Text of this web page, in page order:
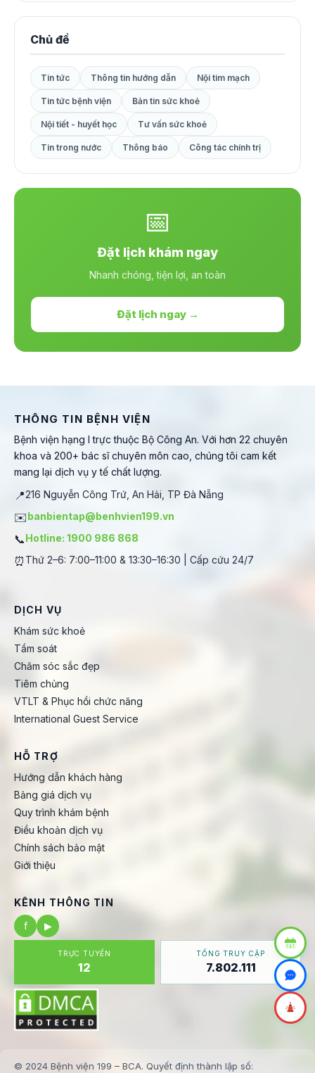
Chủ đề
Tin tức Thông tin hướng dẫn Nội tim mạch
Tin tức bệnh viện Bản tin sức khoẻ
Nội tiết - huyết học Tư vấn sức khoẻ
Tin trong nước Thông báo Công tác chính trị
📅
Đặt lịch khám ngay
Nhanh chóng, tiện lợi, an toàn
Đặt lịch ngay →
THÔNG TIN BỆNH VIỆN
Bệnh viện hạng I trực thuộc Bộ Công An. Với hơn 22 chuyên
khoa và 200+ bác sĩ chuyên môn cao, chúng tôi cam kết
mang lại dịch vụ y tế chất lượng.
📍216 Nguyễn Công Trứ, An Hải, TP Đà Nẵng
✉️banbientap@benhvien199.vn
📞Hotline: 1900 986 868
⏰ Thứ 2–6: 7:00–11:00 & 13:30–16:30 | Cấp cứu 24/7
DỊCH VỤ
Khám sức khoẻ
Tầm soát
Chăm sóc sắc đẹp
Tiêm chủng
VTLT & Phục hồi chức năng
International Guest Service
HỖ TRỢ
Hướng dẫn khách hàng
Bảng giá dịch vụ
Quy trình khám bệnh
Điều khoản dịch vụ
Chính sách bảo mật
Giới thiệu
KÊNH THÔNG TIN
f
▶
TRỰC TUYẾN
12
TỔNG TRUY CẬP
7.802.111
© 2024 Bệnh viện 199 – BCA. Quyết định thành lập số: